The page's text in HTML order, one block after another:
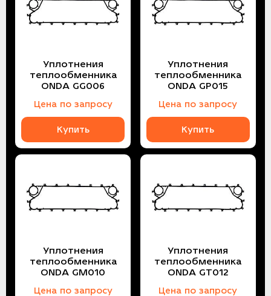
Уплотнения
теплообменника
ONDA GG006
Цена по запросу
Купить
Уплотнения
теплообменника
ONDA GP015
Цена по запросу
Купить
Уплотнения
теплообменника
ONDA GM010
Цена по запросу
Уплотнения
теплообменника
ONDA GT012
Цена по запросу